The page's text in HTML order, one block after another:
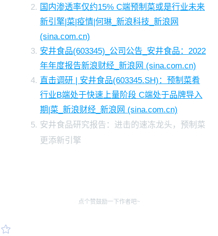
国内渗透率仅约15% C端预制菜或是行业未来
新引擎|菜|疫情|何琳_新浪科技_新浪网
(sina.com.cn)
安井食品(603345)_公司公告_安井食品：2022
年年度报告新浪财经_新浪网 (sina.com.cn)
直击调研 | 安井食品(603345.SH)：预制菜肴
行业B端处于快速上量阶段 C端处于品牌导入
期|菜_新浪财经_新浪网 (sina.com.cn)
安井食品研究报告：进击的速冻龙头，预制菜
更添新引擎
点个赞鼓励一下作者吧~